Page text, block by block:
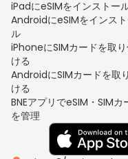
iPadにeSIMをインストー
AndroidにeSIMをインス
ル
iPhoneにSIMカードを取
ける
AndroidにSIMカードを取
ける
BNEアプリでeSIM・SIMカ
を管理